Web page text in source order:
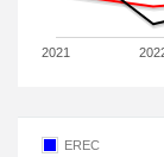
2021
EREC